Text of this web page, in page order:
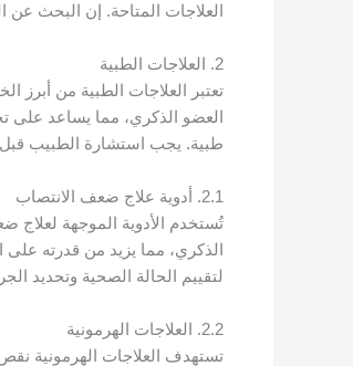
العلاجات المتاحة. إن البحث عن
2. العلاجات الطبية
تعتبر العلاجات الطبية من
العضو الذكري، مما يساعد على
طبية. يجب استشارة الطبيب قبل
2.1. أدوية علاج ضعف الانتصاب
تُستخدم الأدوية الموجهة
الذكري، مما يزيد من قدرته على
لتقييم الحالة الصحية وتحديد
2.2. العلاجات الهرمونية
تستهدف العلاجات الهرمونية